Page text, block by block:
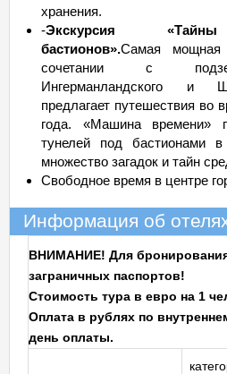
хранения.
-Экскурсия «Тайны
бастионов».Самая мощная
сочетании с
Ингерманландского и
предлагает путешествия во
года. «Машина времени»
тунелей под бастионами
множество загадок и тайн
Свободное время в центре
Информация об
ВНИМАНИЕ! Для
заграничных паспортов!
Стоимость тура в евро на 1
Оплата в рублях по
день оплаты.